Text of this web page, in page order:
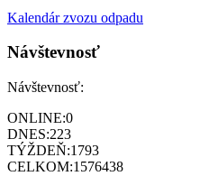
Kalendár zvozu odpadu
Návštevnosť
Návštevnosť:
ONLINE:0
DNES:223
TÝŽDEŇ:1793
CELKOM:1576438